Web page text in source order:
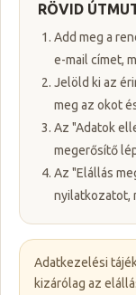
RÖVID
Add meg a
e-mail címet,
Jelöld ki az
meg az okot
Az "Adatok
megerősítő
Az "Elállás
nyilatkozatot,
Adatkezelési
kizárólag az